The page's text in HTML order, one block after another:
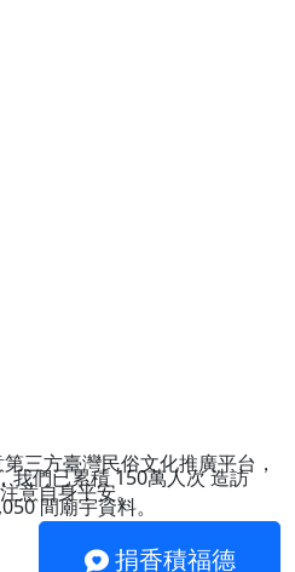
三方臺灣民俗文化推廣平台，
意自身平安。
我們已累積150萬人次造訪
間廟宇資料。
捐香積福德